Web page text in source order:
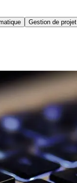
Gestion de projet